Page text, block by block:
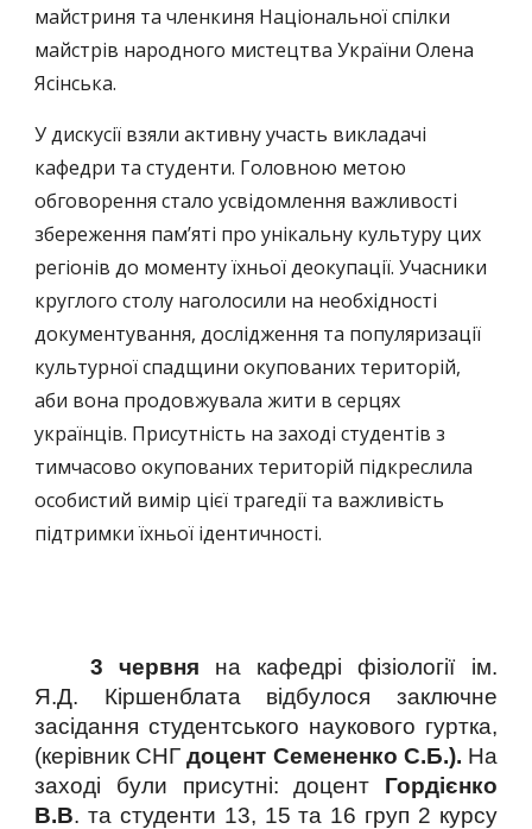
майстриня та членкиня Національної спілки
майстрів народного мистецтва України Олена
Ясінська.
У дискусії взяли активну участь викладачі
кафедри та студенти. Головною метою
обговорення стало усвідомлення важливості
збереження пам’яті про унікальну культуру цих
регіонів до моменту їхньої деокупації. Учасники
круглого столу наголосили на необхідності
документування, дослідження та популяризації
культурної спадщини окупованих територій,
аби вона продовжувала жити в серцях
українців. Присутність на заході студентів з
тимчасово окупованих територій підкреслила
особистий вимір цієї трагедії та важливість
підтримки їхньої ідентичності.
3 червня на кафедрі фізіології ім.
Я.Д. Кіршенблата відбулося заключне
засідання студентського наукового гуртка,
(керівник СНГдоцент Семененко С.Б.). На
заході були присутні: доцент Гордієнко
В.В. та студенти 13, 15 та 16 груп 2 курсу